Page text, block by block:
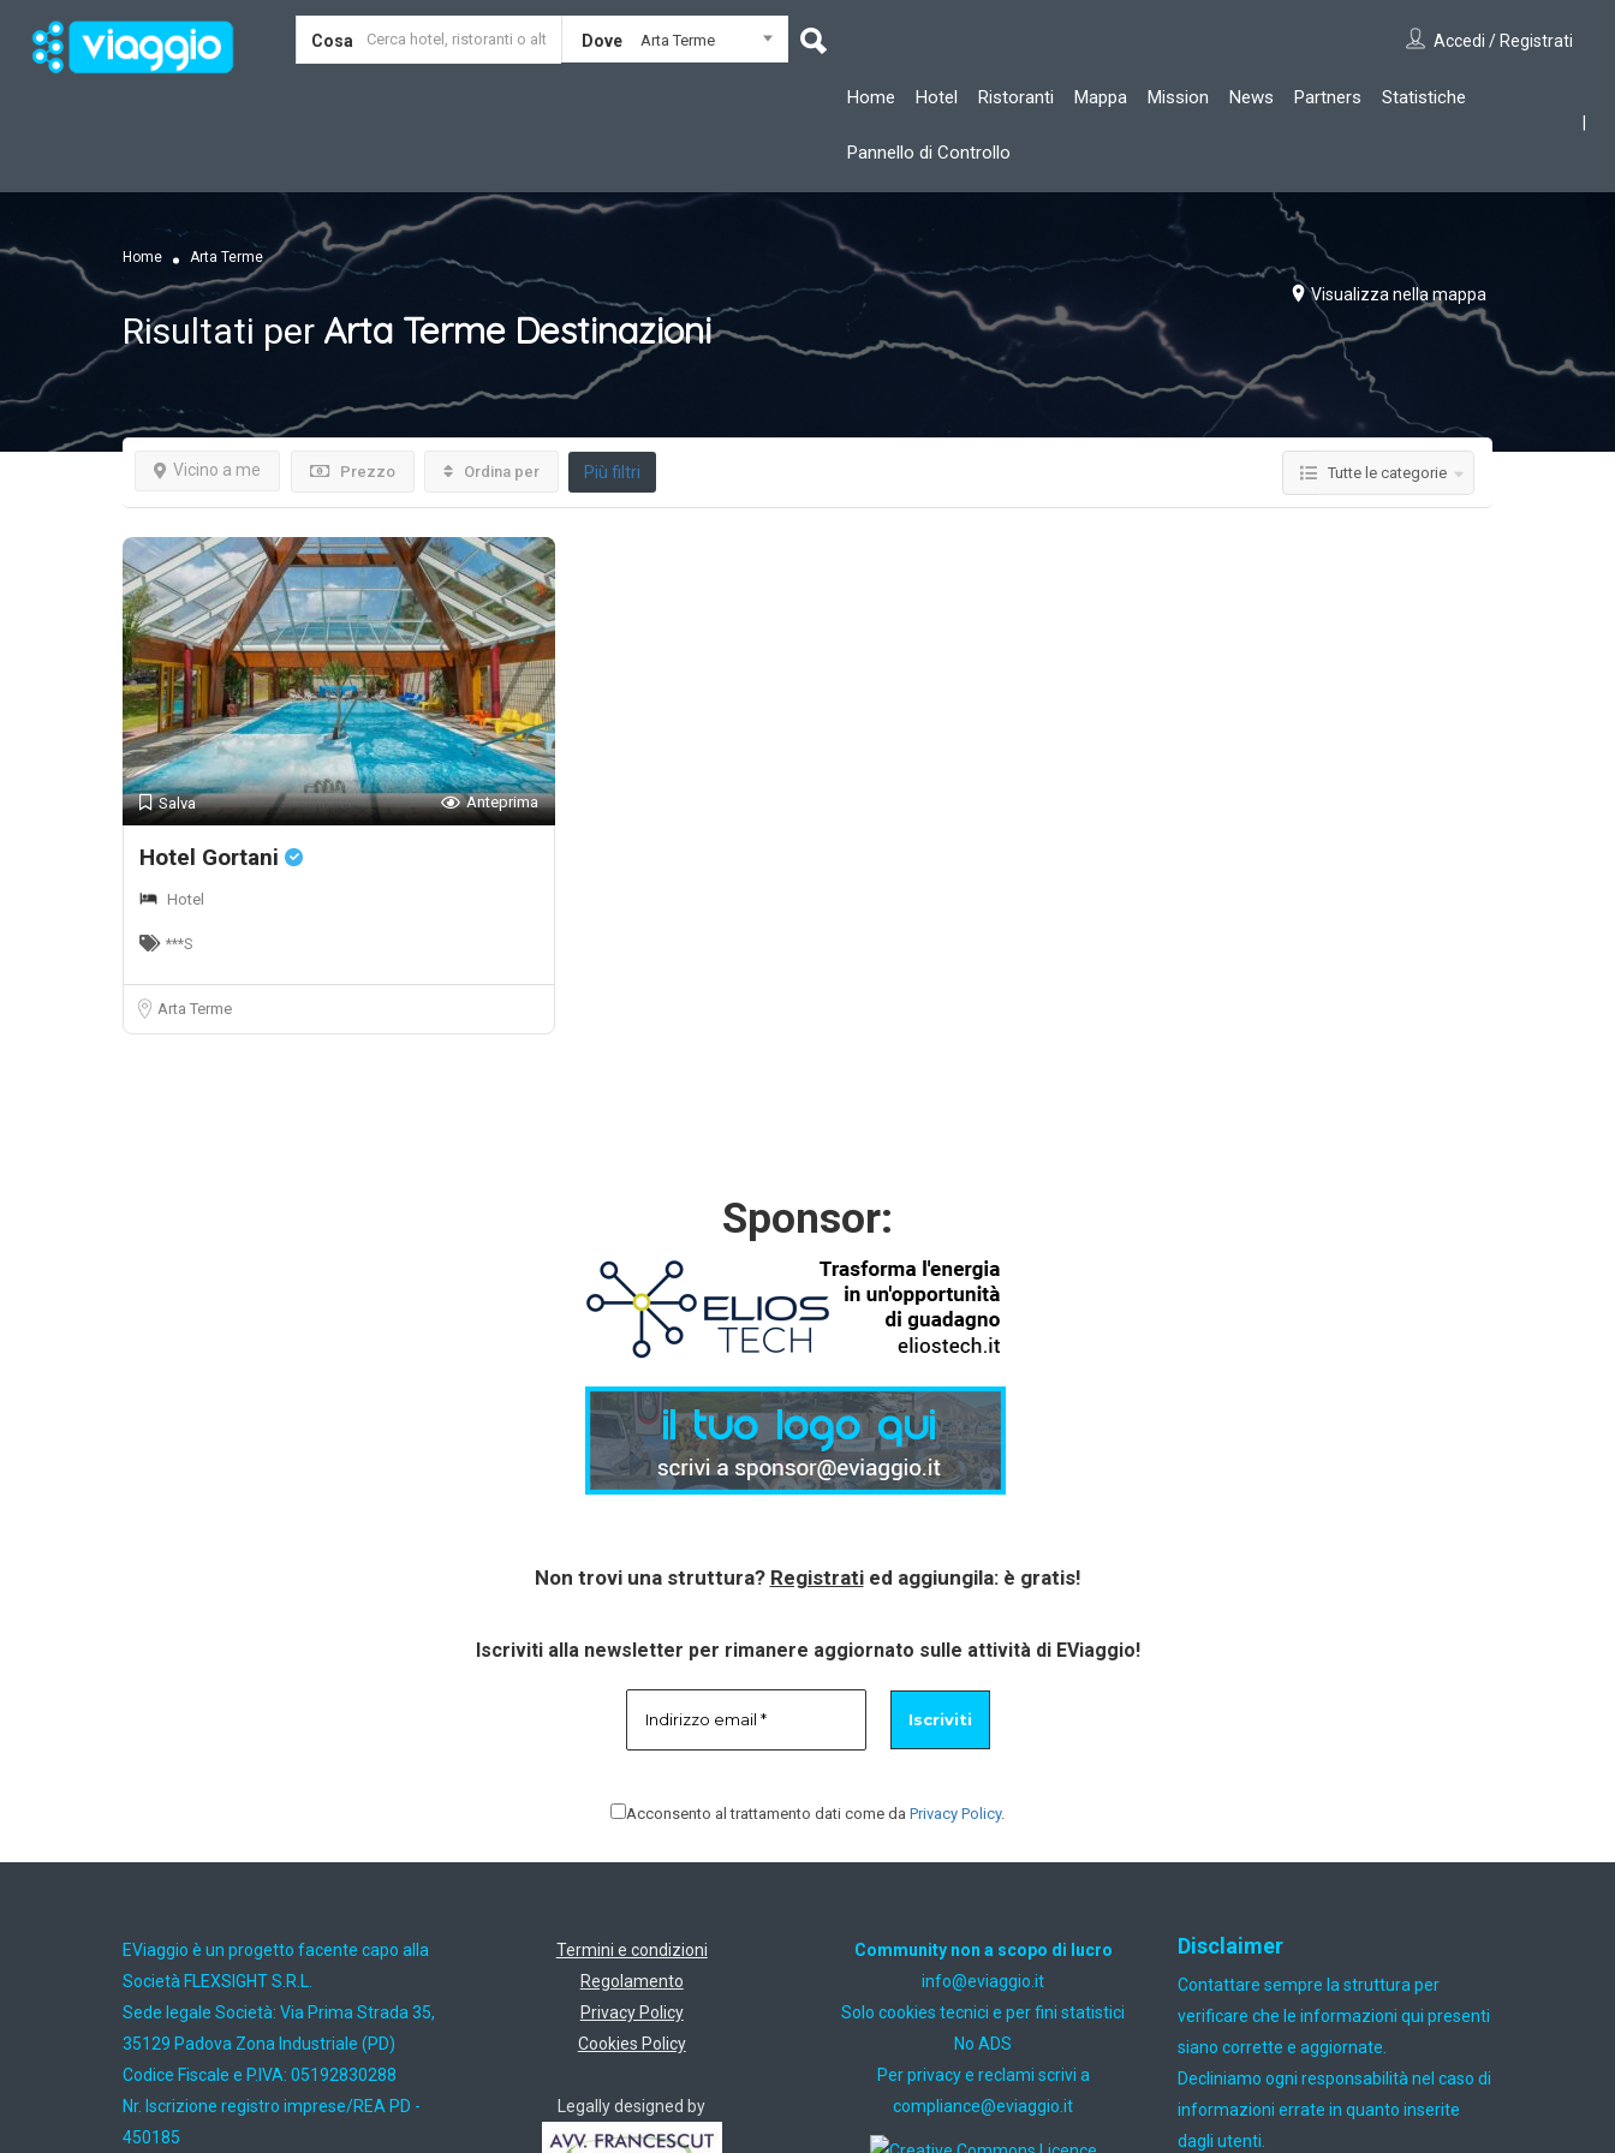
Cosa Dove Arta Terme Accedi / Registrati
Home Hotel Ristoranti Mappa Mission News Partners Statistiche
Pannello di Controllo
Home Arta Terme
Visualizza nella mappa
Risultati per Arta Terme Destinazioni
Prezzo
Vicino a me Ordina per Più filtri Tutte le categorie
Salva Anteprima
Hotel Gortani
Hotel
***S
Arta Terme
Sponsor:
Non trovi una struttura? Registratied aggiungila: è gratis!
Iscriviti alla newsletter per rimanere aggiornato sulle attività di EViaggio!
Acconsento al trattamento dati come da Privacy Policy.
EViaggio è un progetto facente capo alla
Società FLEXSIGHT S.R.L.
Sede legale Società: Via Prima Strada 35,
35129 Padova Zona Industriale (PD)
Codice Fiscale e P.IVA: 05192830288
Nr. Iscrizione registro imprese/REA PD -
450185
Termini e condizioni
Regolamento
Privacy Policy
Cookies Policy
Legally designed by
Community non a scopo di lucro
ti.oiggaive@ofni
Solo cookies tecnici e per fini statistici
No ADS
Per privacy e reclami scrivi a
ti.oiggaive@ecnailpmoc
Disclaimer
Contattare sempre la struttura per
verificare che le informazioni qui presenti
siano corrette e aggiornate.
Decliniamo ogni responsabilità nel caso di
informazioni errate in quanto inserite
dagli utenti.